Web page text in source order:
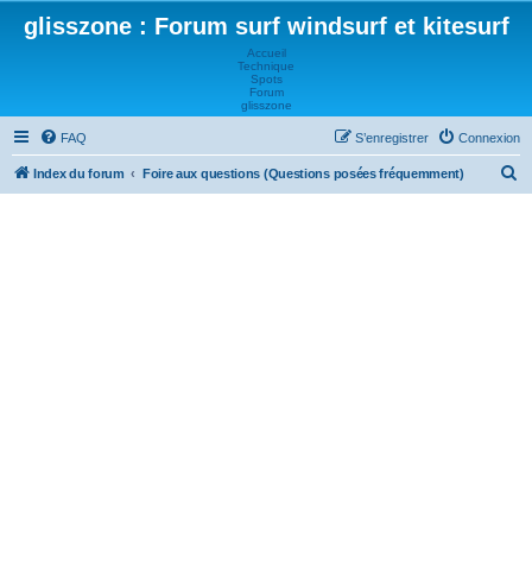
glisszone : Forum surf windsurf et kitesurf
Accueil
Technique
Spots
Forum
glisszone
FAQ Connexion
S’enregistrer
Index du forum Foire aux questions (Questions posées fréquemment)